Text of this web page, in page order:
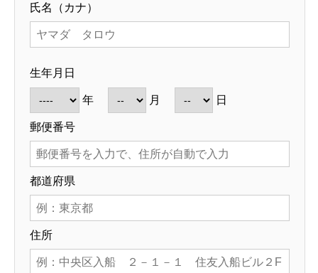
氏名（カナ）
生年月日
年 月 日
郵便番号
都道府県
住所